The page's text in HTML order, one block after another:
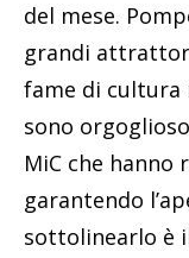
del mese.
grandi
fame di cultura
sono
MiC che
garantendo
sottolinearlo è